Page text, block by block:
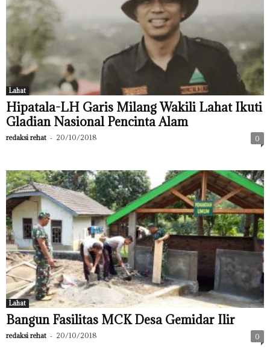
Lahat
Hipatala-LH Garis Milang Wakili Lahat Ikuti
Gladian Nasional Pencinta Alam
redaksi rehat - 20/10/2018 0
Lahat
Bangun Fasilitas MCK Desa Gemidar Ilir
redaksi rehat - 20/10/2018 0